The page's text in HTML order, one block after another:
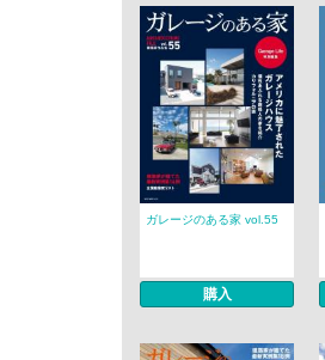
ガレージのある家 vol.55
購入